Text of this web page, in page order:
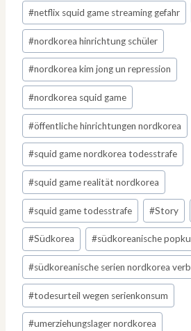
#netflix squid game streaming gefahr
#nordkorea hinrichtung schüler
#nordkorea kim jong un repression
#nordkorea squid game
#öffentliche hinrichtungen nordkorea
#squid game nordkorea todesstrafe
#squid game realität nordkorea
#squid game todesstrafe #Story
#Südkorea #südkoreanische
#südkoreanische serien nordkorea
#todesurteil wegen serienkonsum
#umerziehungslager nordkorea